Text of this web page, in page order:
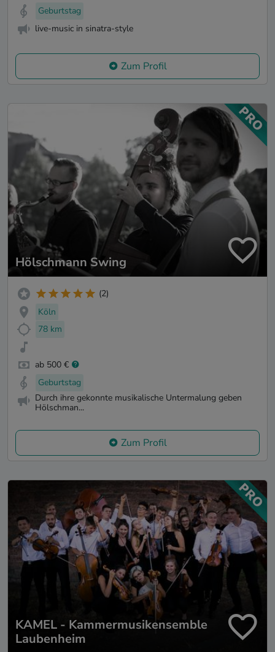
Geburtstag
live-music in sinatra-style
Zum Profil
Hölschmann Swing
(2)
Köln
78 km
ab 500 €
Geburtstag
Durch ihre gekonnte musikalische Untermalung geben
Hölschman...
Zum Profil
KAMEL - Kammermusikensemble
Laubenheim